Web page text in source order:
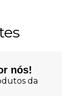
nós!
da